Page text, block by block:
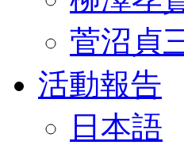
菅沼貞
活動報告
日本語